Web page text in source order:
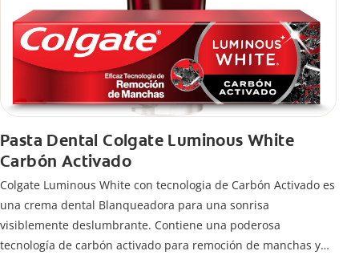
Pasta Dental Colgate Luminous White
Carbón Activado
Colgate Luminous White con tecnologia de Carbón Activado es
una crema dental Blanqueadora para una sonrisa
visiblemente deslumbrante. Contiene una poderosa
tecnología de carbón activado para remoción de manchas y